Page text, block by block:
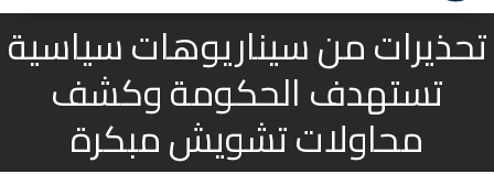
تحذيرات من سيناريوهات سياسية
تستهدف الحكومة وكشف
محاولات تشويش مبكرة